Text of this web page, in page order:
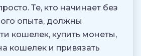
Те, кто начинает без
опыта, должны
кошелек, купить монеты,
кошелек и привязать